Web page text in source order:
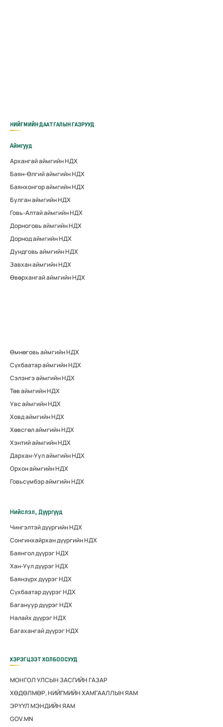
НИЙГМИЙН ДААТГАЛЫН ГАЗРУУД
Аймгууд
Архангай аймгийн НДХ
Баян-Өлгий аймгийн НДХ
Баянхонгор аймгийн НДХ
Булган аймгийн НДХ
Говь-Алтай аймгийн НДХ
Дорноговь аймгийн НДХ
Дорнод аймгийн НДХ
Дундговь аймгийн НДХ
Завхан аймгийн НДХ
Өвөрхангай аймгийн НДХ
Өмнөговь аймгийн НДХ
Сүхбаатар аймгийн НДХ
Сэлэнгэ аймгийн НДХ
Төв аймгийн НДХ
Увс аймгийн НДХ
Ховд аймгийн НДХ
Хөвсгөл аймгийн НДХ
Хэнтий аймгийн НДХ
Дархан-Уул аймгийн НДХ
Орхон аймгийн НДХ
Говьсүмбэр аймгийн НДХ
Нийслэл, Дүүргүүд
Чингэлтэй дүүргийн НДХ
Сонгинхайрхан дүүргийн НДХ
Баянгол дүүрэг НДХ
Хан-Уул дүүрэг НДХ
Баянзүрх дүүрэг НДХ
Сүхбаатар дүүрэг НДХ
Багануур дүүрэг НДХ
Налайх дүүрэг НДХ
Багахангай дүүрэг НДХ
ХЭРЭГЦЭЭТ ХОЛБООСУУД
МОНГОЛ УЛСЫН ЗАСГИЙН ГАЗАР
ХӨДӨЛМӨР, НИЙГМИЙН ХАМГААЛЛЫН ЯАМ
ЭРҮҮЛ МЭНДИЙН ЯАМ
GOV.MN